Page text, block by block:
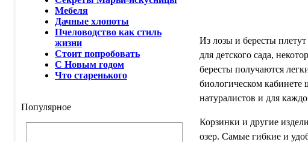
Мебеля
Дачные хлопоты
Пчеловодство как стиль
жизни
Стоит попробовать
С Новым годом
Что старенького
Популярное
Из лозы и бересты
для детского сада,
бересты получаются
биологическом
натуралистов и для
Корзинки и другие
озер. Самые гибкие и